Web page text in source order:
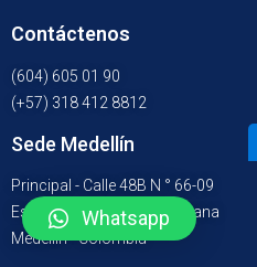
Contáctenos
(604) 605 01 90
(+57) 318 412 8812
Sede Medellín
Principal - Calle 48B N ° 66-09
Estación Metro Suramericana
Medellín - Colombia
Whatsapp